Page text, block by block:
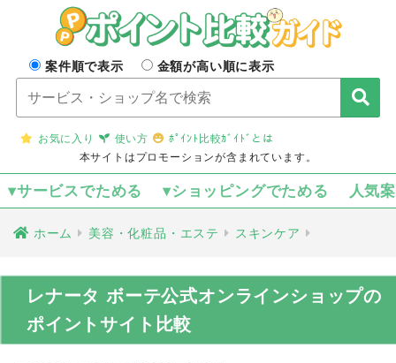
案件順で表示 金額が高い順に表示
お気に入り 使い方
ﾎﾟｲﾝﾄ比較ｶﾞｲﾄﾞとは
本サイトはプロモーションが含まれています。
▾サービスでためる ▾ショッピングでためる 人気
ホーム 美容・化粧品・エステ スキンケア
レナータ ボーテ公式オンラインショップの
ポイントサイト比較